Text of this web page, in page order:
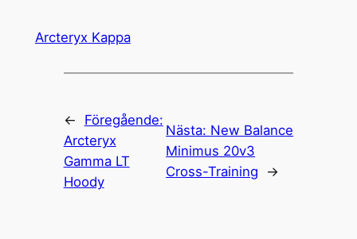
Arcteryx Kappa
←
Föregående:
Arcteryx
Gamma LT
Hoody
Nästa: New Balance
Minimus 20v3
Cross-Training
→